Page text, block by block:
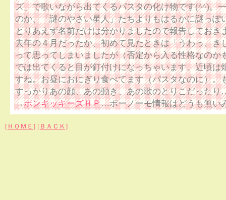
ズ」で歌いながら出てくるパスタの化け物です(^^)。
のか、「謎のやさい星人」たちよりもはるかに謎っぽ
とりあえず名前だけは分かりましたので報告しておき
去年の４月だったか、初めて見たときは「うわっ、き
って思ってしまいましたが（否定から入る性格なのか
では出てくると目が釘付けになっちゃいます。近頃は
すね。お昼におにぎり食べてます（パスタなのに）。
すっかりあの顔、あの動き、あの歌のとりこだった
→ポンキッキーズＨＰ…ボーノーモ情報はどうも無い
[ＨＯＭＥ] [ＢＡＣＫ]